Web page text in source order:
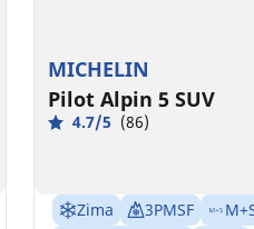
MICHELIN
Pilot Alpin 5 SUV
4.7/5 (86)
Zima 3PMSF